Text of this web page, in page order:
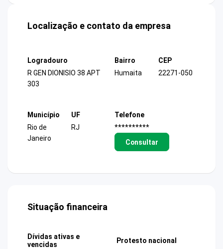
Localização e contato da empresa
Logradouro
R GEN DIONISIO 38 APT
303
Bairro
Humaita
CEP
22271-050
Município
Rio de
Janeiro
UF
RJ
Telefone
**********
Consultar
Situação financeira
Dívidas ativas e
vencidas
Protesto nacional